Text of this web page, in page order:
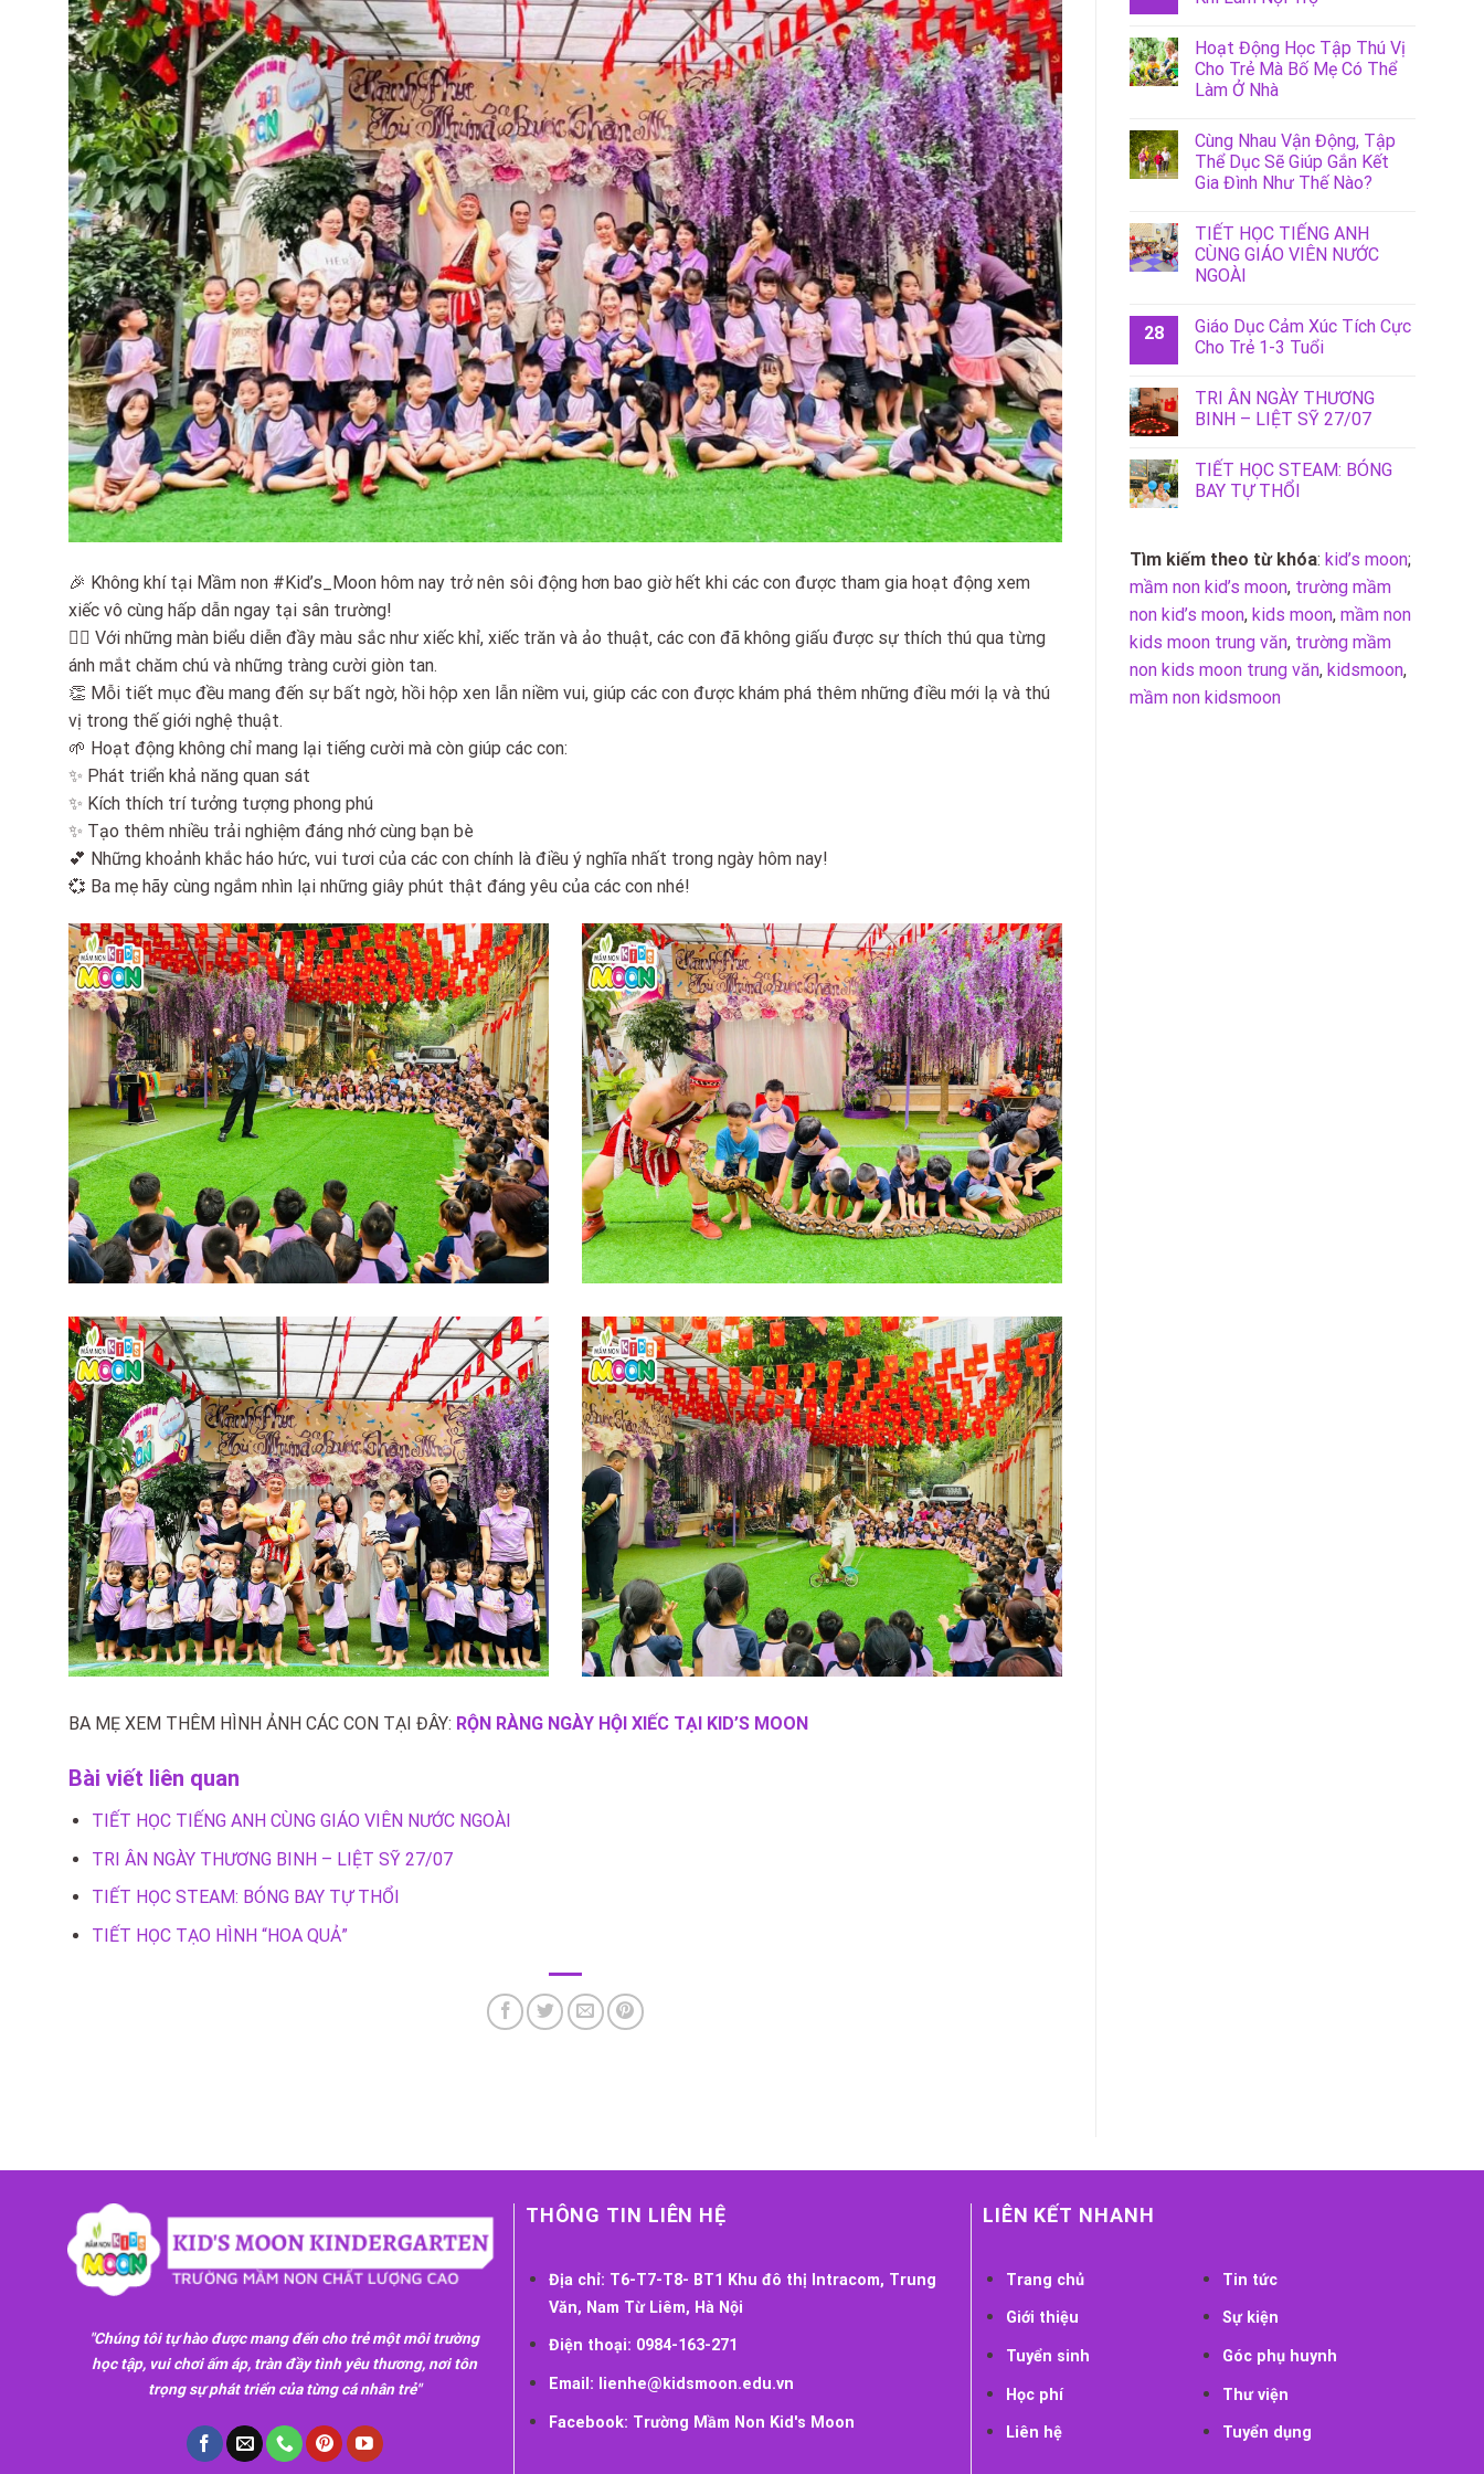
🎉 Không khí tại Mầm non #Kid’s_Moon hôm nay trở nên sôi động hơn bao giờ hết khi các con được tham gia hoạt động xem
xiếc vô cùng hấp dẫn ngay tại sân trường!
🤹‍♂️ Với những màn biểu diễn đầy màu sắc như xiếc khỉ, xiếc trăn và ảo thuật, các con đã không giấu được sự thích thú qua từng
ánh mắt chăm chú và những tràng cười giòn tan.
👏 Mỗi tiết mục đều mang đến sự bất ngờ, hồi hộp xen lẫn niềm vui, giúp các con được khám phá thêm những điều mới lạ và thú
vị trong thế giới nghệ thuật.
🌱 Hoạt động không chỉ mang lại tiếng cười mà còn giúp các con:
✨ Phát triển khả năng quan sát
✨ Kích thích trí tưởng tượng phong phú
✨ Tạo thêm nhiều trải nghiệm đáng nhớ cùng bạn bè
💕 Những khoảnh khắc háo hức, vui tươi của các con chính là điều ý nghĩa nhất trong ngày hôm nay!
💞 Ba mẹ hãy cùng ngắm nhìn lại những giây phút thật đáng yêu của các con nhé!
BA MẸ XEM THÊM HÌNH ẢNH CÁC CON TẠI ĐÂY: RỘN RÀNG NGÀY HỘI XIẾC TẠI KID’S MOON
Bài viết liên quan
TIẾT HỌC TIẾNG ANH CÙNG GIÁO VIÊN NƯỚC NGOÀI
TRI ÂN NGÀY THƯƠNG BINH – LIỆT SỸ 27/07
TIẾT HỌC STEAM: BÓNG BAY TỰ THỔI
TIẾT HỌC TẠO HÌNH “HOA QUẢ”
Hoạt Động Học Tập Thú Vị
Cho Trẻ Mà Bố Mẹ Có Thể
Làm Ở Nhà
Cùng Nhau Vận Động, Tập
Thể Dục Sẽ Giúp Gắn Kết
Gia Đình Như Thế Nào?
TIẾT HỌC TIẾNG ANH
CÙNG GIÁO VIÊN NƯỚC
NGOÀI
28
Giáo Dục Cảm Xúc Tích Cực
Cho Trẻ 1-3 Tuổi
TRI ÂN NGÀY THƯƠNG
BINH – LIỆT SỸ 27/07
TIẾT HỌC STEAM: BÓNG
BAY TỰ THỔI
Tìm kiếm theo từ khóa: kid’s moon;
mầm non kid’s moon, trường mầm
non kid’s moon, kids moon, mầm non
kids moon trung văn, trường mầm
non kids moon trung văn, kidsmoon,
mầm non kidsmoon
"Chúng tôi tự hào được mang đến cho trẻ một môi trường
học tập, vui chơi ấm áp, tràn đầy tình yêu thương, nơi tôn
trọng sự phát triển của từng cá nhân trẻ"
THÔNG TIN LIÊN HỆ
Địa chỉ: T6-T7-T8- BT1 Khu đô thị Intracom, Trung
Văn, Nam Từ Liêm, Hà Nội
Điện thoại: 0984-163-271
Email: lienhe@kidsmoon.edu.vn
Facebook: Trường Mầm Non Kid's Moon
LIÊN KẾT NHANH
Trang chủ
Giới thiệu
Tuyển sinh
Học phí
Liên hệ
Tin tức
Sự kiện
Góc phụ huynh
Thư viện
Tuyển dụng